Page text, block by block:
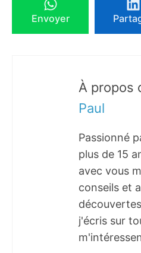
Envoyer
À propos
Paul
Passionné
plus de 15
avec vous
conseils et
j'écris sur